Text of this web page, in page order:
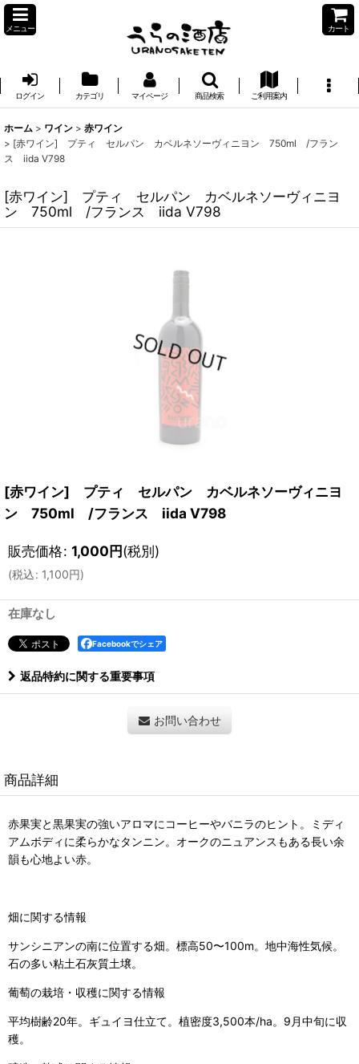
メニュー カート
ログイン カテゴリ マイページ 商品検索 ご利用案内
ホーム > ワイン > 赤ワイン
> [赤ワイン] プティ セルパン カベルネソーヴィニヨン 750ml /フラン
ス iida V798
[赤ワイン] プティ セルパン カベルネソーヴィニヨ
ン 750ml /フランス iida V798
[赤ワイン] プティ セルパン カベルネソーヴィニヨ
ン 750ml /フランス iida V798
販売価格: 1,000円(税別)
(税込: 1,100円)
在庫なし
Facebookでシェア
返品特約に関する重要事項
お問い合わせ
商品詳細
赤果実と黒果実の強いアロマにコーヒーやバニラのヒント。ミディ
アムボディに柔らかなタンニン。オークのニュアンスもある長い余
韻も心地よい赤。
畑に関する情報
サンシニアンの南に位置する畑。標高50〜100m。地中海性気候。
石の多い粘土石灰質土壌。
葡萄の栽培・収穫に関する情報
平均樹齢20年。ギュイヨ仕立て。植密度3,500本/ha。9月中旬に収
穫。